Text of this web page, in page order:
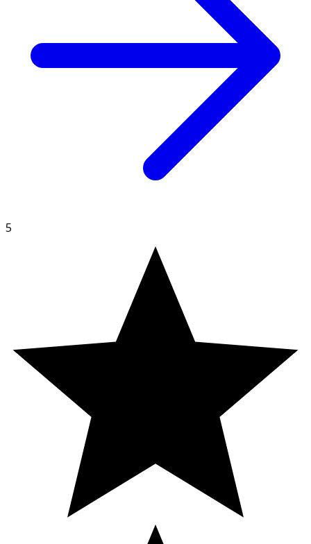
Alpha-Isomethyl Ionone, Amyl Cinnamal, Benzyl
Salicylate, Citronellol, Coumarin, Eugenol, Farnesol,
Geraniol, Hydroxycitronellal, Limonene, Linalool, CI
26100.
5